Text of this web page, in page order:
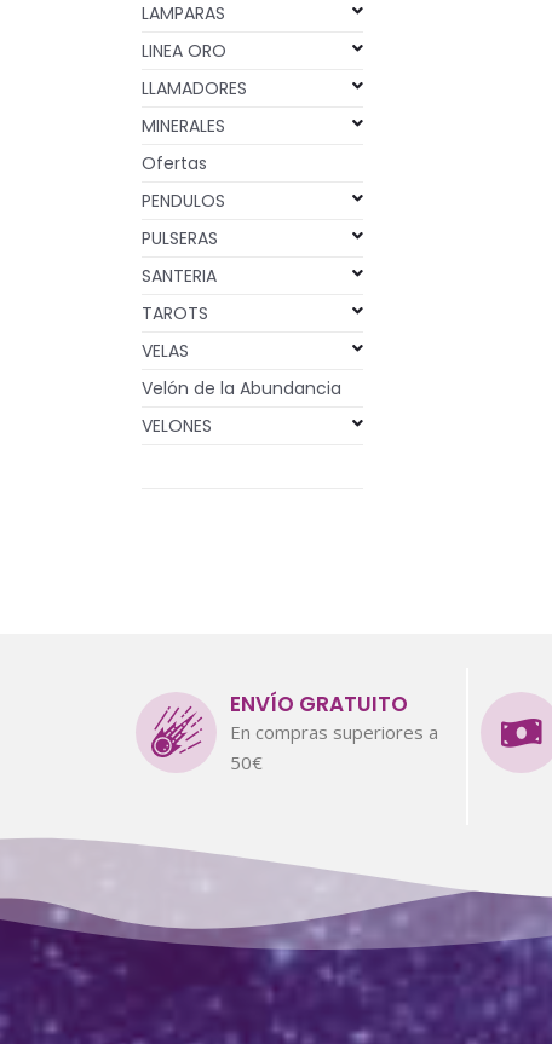
LAMPARAS
LINEA ORO
LLAMADORES
MINERALES
Ofertas
PENDULOS
PULSERAS
SANTERIA
TAROTS
VELAS
Velón de la Abundancia
VELONES
ENVÍO GRATUITO
En compras superiores a
50€